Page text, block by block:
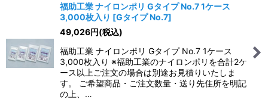
福助工業 ナイロンポリ Gタイプ No.7 1ケース
3,000枚入り [Gタイプ No.7]
49,026円(税込)
福助工業 ナイロンポリ Gタイプ No.7 1ケース
3,000枚入り ※福助工業のナイロンポリを合計2ケ
ース以上ご注文の場合は別途お見積りいたしま
す。 ご希望商品・ご注文数量・送り先住所を明記
の上、…